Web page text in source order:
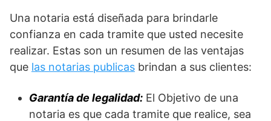
Una notaria está diseñada para brindarle
confianza en cada tramite que usted necesite
realizar. Estas son un resumen de las ventajas
que las notarias publicas brindan a sus clientes:
Garantía de legalidad: El Objetivo de una
notaria es que cada tramite que realice, sea